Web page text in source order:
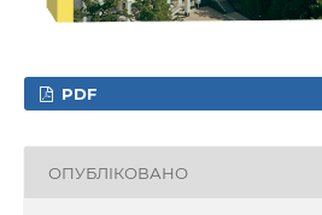
PDF
ОПУБЛІКОВАНО